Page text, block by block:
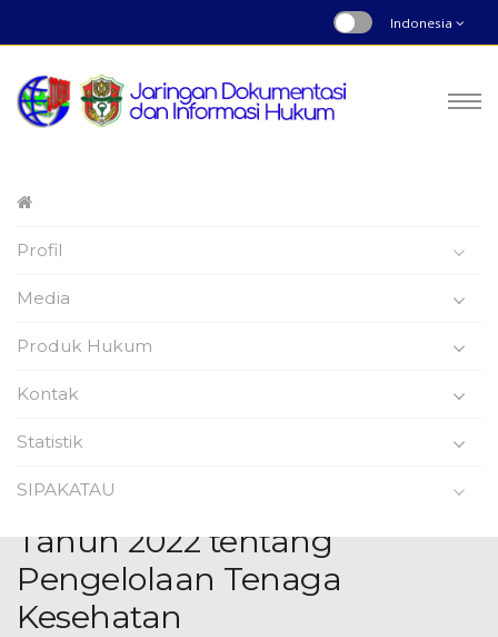
Indonesia
Profil
Media
Produk Hukum
Kontak
Statistik
SIPAKATAU
Nomor : 9 | Tahun 2022
Kabupaten Wajo Nomor 9
Tahun 2022 tentang
Pengelolaan Tenaga
Kesehatan